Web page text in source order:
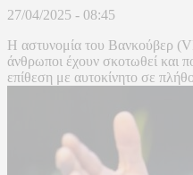
27/04/2025 - 08:45
Η αστυνομία του Βανκούβερ
άνθρωποι έχουν σκοτωθεί και
επίθεση με αυτοκίνητο σε